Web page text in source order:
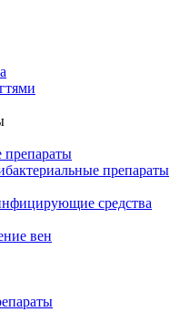
препараты
препараты
средства
вен